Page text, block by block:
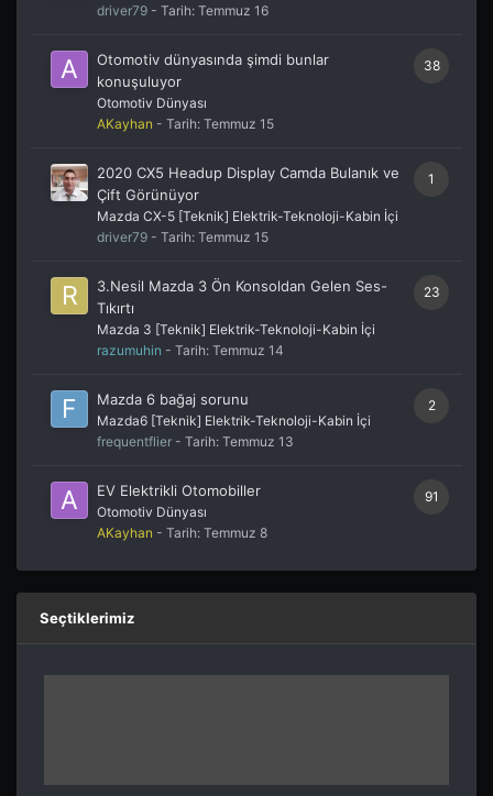
driver79 - Tarih: Temmuz 16
38
Otomotiv dünyasında şimdi bunlar
konuşuluyor
Otomotiv Dünyası
AKayhan - Tarih: Temmuz 15
1
2020 CX5 Headup Display Camda Bulanık ve
Çift Görünüyor
Mazda CX-5 [Teknik] Elektrik-Teknoloji-Kabin İçi
driver79 - Tarih: Temmuz 15
23
3.Nesil Mazda 3 Ön Konsoldan Gelen Ses-
Tıkırtı
Mazda 3 [Teknik] Elektrik-Teknoloji-Kabin İçi
razumuhin - Tarih: Temmuz 14
2
Mazda 6 bağaj sorunu
Mazda6 [Teknik] Elektrik-Teknoloji-Kabin İçi
frequentflier - Tarih: Temmuz 13
91
EV Elektrikli Otomobiller
Otomotiv Dünyası
AKayhan - Tarih: Temmuz 8
Seçtiklerimiz